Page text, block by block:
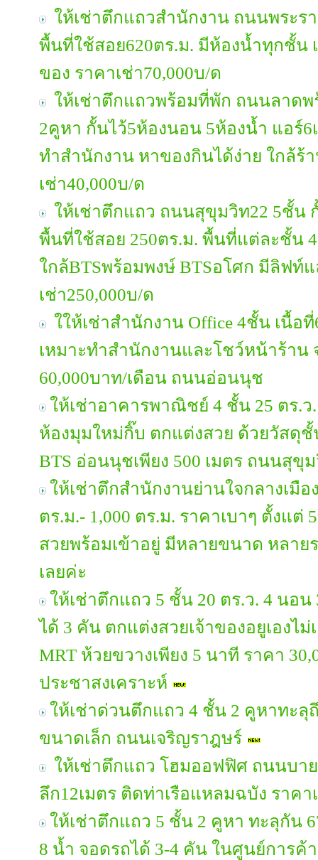
ให้เช่าตึกแถวสำนักงาน ถนนพระร
พื้นที่ใช้สอย620ตร.ม. มีห้องน้ำทุกชั้น
ของ ราคาเช่า70,000บ/ด
ให้เช่าตึกแถวพร้อมที่พัก ถนนลาดพ
2คูหา กั้นไว้5ห้องนอน 5ห้องน้ำ แอร์6
ทำสำนักงาน หาของกินได้ง่าย ใกล้ร้
เช่า40,000บ/ด
ให้เช่าตึกแถว ถนนสุขุมวิท22 5ชั้น
พื้นที่ใช้สอย 250ตร.ม. พื้นที่แต่ละชั้น
ใกล้BTSพร้อมพงษ์ BTSอโศก มีลิฟท์
เช่า250,000บ/ด
ใให้เช่าสำนักงาน Office 4ชั้น เนื้อ
เหมาะทำสำนักงานและโชว์หน้าร้าน
60,000บาท/เดือน ถนนอ่อนนุช
ให้เช่าอาคารพาณิชย์ 4 ชั้น 25 ตร.ว
ห้องมุมใหม่กิ๊บ ตกแต่งสวย ด้วยวัสดุชั้
BTS อ่อนนุชเพียง 500 เมตร ถนนสุขุ
ให้เช่าตึกสำนักงานย่านใจกลางเมื
ตร.ม.- 1,000 ตร.ม. ราคาเบาๆ ตั้งแต่
สวยพร้อมเข้าอยู่ มีหลายขนาด หลา
เลยค่ะ
ให้เช่าตึกแถว 5 ชั้น 20 ตร.ว. 4 นอน
ได้ 3 คัน ตกแต่งสวยเจ้าของอยูเองไ
MRT ห้วยขวางเพียง 5 นาที ราคา
ประชาสงเคราะห์
ให้เช่าด่วนตึกแถว 4 ชั้น 2 คูหาทะลุ
ขนาดเล็ก ถนนเจริญราฎษร์
ให้เช่าตึกแถว โฮมออฟฟิศ ถนนบา
ลึก12เมตร ติดท่าเรือแหลมฉบัง ราคา
ให้เช่าตึกแถว 5 ชั้น 2 คูหา ทะลุกัน
8 น้ำ จอดรถได้ 3-4 คัน ในศูนย์การค้